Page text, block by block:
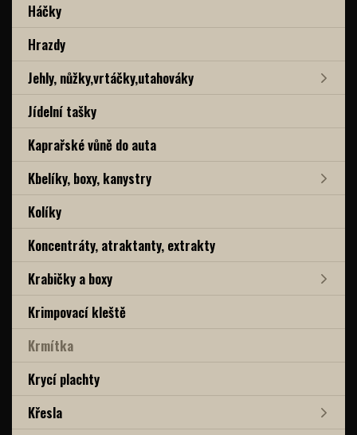
Háčky
Hrazdy
Jehly, nůžky,vrtáčky,utahováky
Jídelní tašky
Kaprařské vůně do auta
Kbelíky, boxy, kanystry
Kolíky
Koncentráty, atraktanty, extrakty
Krabičky a boxy
Krimpovací kleště
Krmítka
Krycí plachty
Křesla